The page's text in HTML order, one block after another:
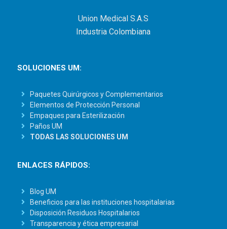
Union Medical S.A.S
Industria Colombiana
SOLUCIONES UM:
Paquetes Quirúrgicos y Complementarios
Elementos de Protección Personal
Empaques para Esterilización
Paños UM
TODAS LAS SOLUCIONES UM
ENLACES RÁPIDOS:
Blog UM
Beneficios para las instituciones hospitalarias
Disposición Residuos Hospitalarios
Transparencia y ética empresarial